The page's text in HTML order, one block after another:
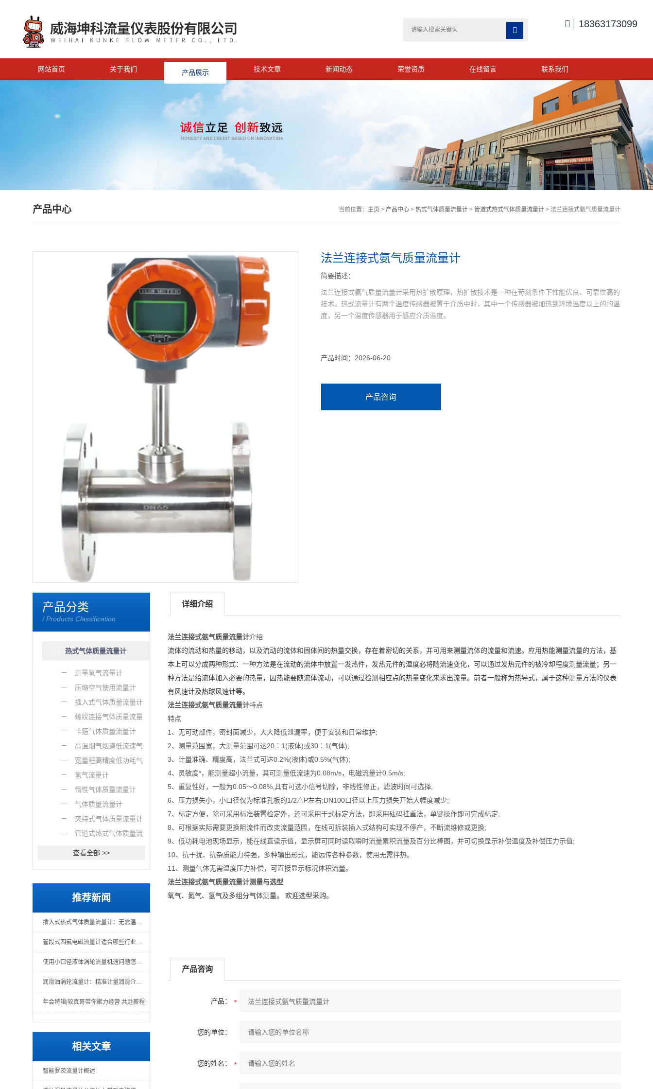

 18363173099
网站首页 关于我们 产品展示 技术文章 新闻动态 荣誉资质 在线留言 联系我们
产品中心 当前位置： 主页 > 产品中心> 热式气体质量流量计> 管道式热式气体质量流量计> 法兰连接式氨气质量流量计
法兰连接式氨气质量流量计
简要描述：
法兰连接式氨气质量流量计采用热扩散原理，热扩散技术是一种在苛刻条件下性能优良、可靠性高的
技术。热式流量计有两个温度传感器被置于介质中时，其中一个传感器被加热到环境温度以上的的温
度，另一个温度传感器用于感应介质温度。
产品时间：2026-06-20
产品咨询
产品分类
/ Products Classification
热式气体质量流量计
测量氢气流量计
压缩空气使用流量计
插入式气体质量流量计
螺纹连接气体质量流量
计
卡箍气体质量流量计
高温烟气烟道低流速气
体质量流量计
宽量程高精度低功耗气
体质量流量计
氢气流量计
惰性气体质量流量计
气体质量流量计
夹持式气体质量流量计
管道式热式气体质量流
量计
查看全部 >>
推荐新闻
插入式热式气体质量流量计：无需温压补偿的直接质量测量
管段式四氟电磁流量计适合哪些行业场景？
使用小口径液体涡轮流量机遇问题怎么办？一文教你解决
润滑油涡轮流量计：精准计量润滑介质的关键仪表
年会特辑|较真哥带你聚力经营 共赴薪程
相关文章
智能罗茨流量计概述
详细介绍
法兰连接式氨气质量流量计介绍
流体的流动和热量的移动，以及流动的流体和固体间的热量交换，存在着密切的关系，并可用来测量流体的流量和流速。应用热能测量流量的方法，基
本上可以分成两种形式：一种方法是在流动的流体中放置一发热件，发热元件的温度必将随流速变化，可以通过发热元件的被冷却程度测量流量；另一
种方法是给流体加入必要的热量，因热能要随流体流动，可以通过检测相应点的热量变化来求出流量。前者一般称为热导式，属于这种测量方法的仪表
有风速计及热球风速计等。
法兰连接式氨气质量流量计特点
特点
1、无可动部件，密封面减少，大大降低泄漏率，便于安装和日常维护;
2、测量范围宽，大测量范围可达20︰1(液体)或30︰1(气体);
3、计量准确、精度高，法兰式可达0.2%(液体)或0.5%(气体);
4、灵敏度*，能测量超小流量，其可测量低流速为0.08m/s，电磁流量计0.5m/s;
5、重复性好，一般为0.05～0.08%,具有可选小信号切除，非线性修正，滤波时间可选择;
6、压力损失小，小口径仅为标准孔板的1/2△P左右;DN100口径以上压力损失开始大幅度减少;
7、标定方便，除可采用标准装置检定外，还可采用干式标定方法，即采用砝码挂重法，单键操作即可完成标定;
8、可根据实际需要更换阻流件而改变流量范围，在线可拆装插入式结构可实现不停产，不断流维修或更换;
9、低功耗电池现场显示，能在线直读示值，显示屏可同时读取瞬时流量累积流量及百分比棒图，并可切换显示补偿温度及补偿压力示值;
10、抗干扰、抗杂质能力特强，多种输出形式，能远传各种参数，使用无需拌热。
11、测量气体无需温度压力补偿，可直接显示标况体积流量。
法兰连接式氨气质量流量计测量与选型
氧气、氮气、氢气及多组分气体测量。 欢迎选型采购。
产品咨询
产品：
您的单位：
您的姓名：